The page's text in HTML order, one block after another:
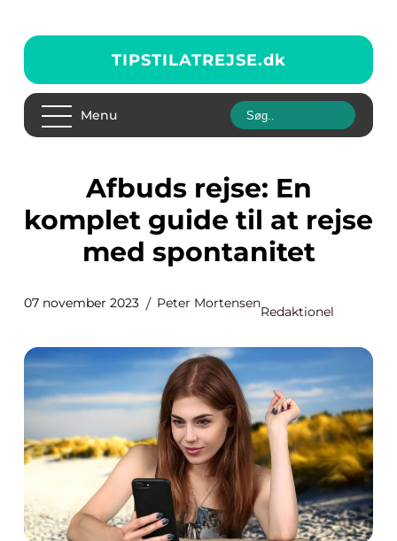
TIPSTILATREJSE.dk
Menu
Afbuds rejse: En
komplet guide til at rejse
med spontanitet
07 november 2023 Peter Mortensen
Redaktionel